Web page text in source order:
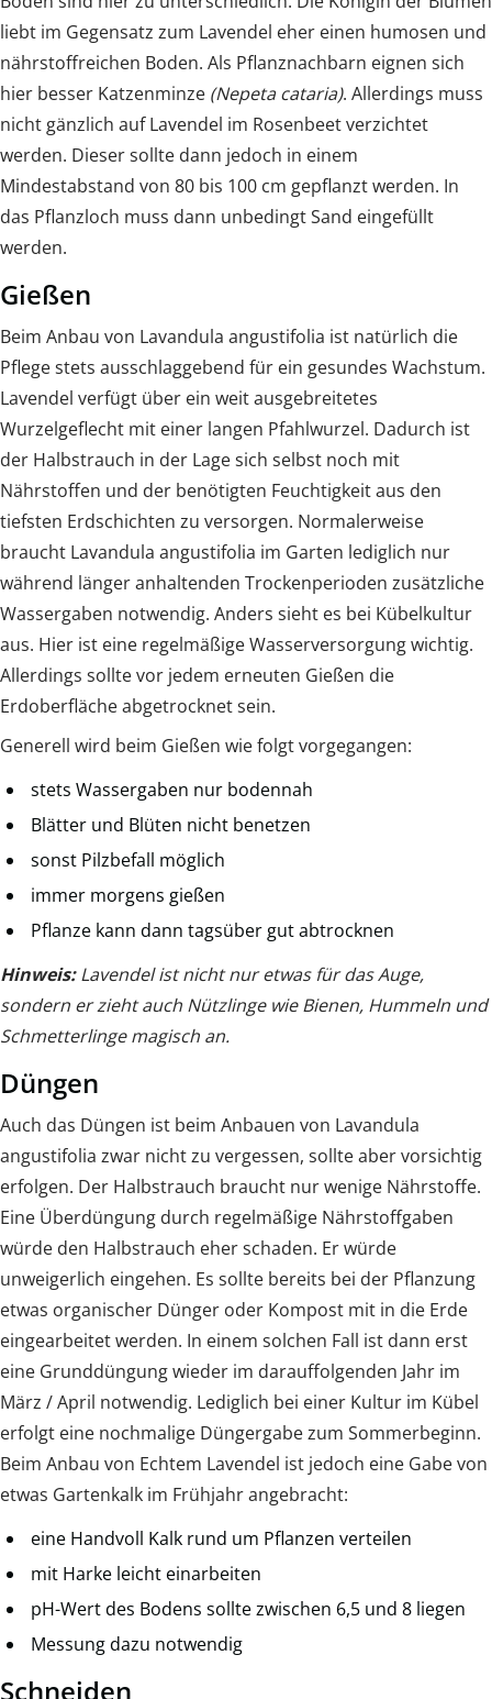
liebt im Gegensatz zum Lavendel eher einen humosen und
nährstoffreichen Boden. Als Pflanznachbarn eignen sich
hier besser Katzenminze (Nepeta cataria). Allerdings muss
nicht gänzlich auf Lavendel im Rosenbeet verzichtet
werden. Dieser sollte dann jedoch in einem
Mindestabstand von 80 bis 100 cm gepflanzt werden. In
das Pflanzloch muss dann unbedingt Sand eingefüllt
werden.
Gießen
Beim Anbau von Lavandula angustifolia ist natürlich die
Pflege stets ausschlaggebend für ein gesundes Wachstum.
Lavendel verfügt über ein weit ausgebreitetes
Wurzelgeflecht mit einer langen Pfahlwurzel. Dadurch ist
der Halbstrauch in der Lage sich selbst noch mit
Nährstoffen und der benötigten Feuchtigkeit aus den
tiefsten Erdschichten zu versorgen. Normalerweise
braucht Lavandula angustifolia im Garten lediglich nur
während länger anhaltenden Trockenperioden zusätzliche
Wassergaben notwendig. Anders sieht es bei Kübelkultur
aus. Hier ist eine regelmäßige Wasserversorgung wichtig.
Allerdings sollte vor jedem erneuten Gießen die
Erdoberfläche abgetrocknet sein.
Generell wird beim Gießen wie folgt vorgegangen:
stets Wassergaben nur bodennah
Blätter und Blüten nicht benetzen
sonst Pilzbefall möglich
immer morgens gießen
Pflanze kann dann tagsüber gut abtrocknen
Hinweis:Lavendel ist nicht nur etwas für das Auge,
sondern er zieht auch Nützlinge wie Bienen, Hummeln und
Schmetterlinge magisch an.
Düngen
Auch das Düngen ist beim Anbauen von Lavandula
angustifolia zwar nicht zu vergessen, sollte aber vorsichtig
erfolgen. Der Halbstrauch braucht nur wenige Nährstoffe.
Eine Überdüngung durch regelmäßige Nährstoffgaben
würde den Halbstrauch eher schaden. Er würde
unweigerlich eingehen. Es sollte bereits bei der Pflanzung
etwas organischer Dünger oder Kompost mit in die Erde
eingearbeitet werden. In einem solchen Fall ist dann erst
eine Grunddüngung wieder im darauffolgenden Jahr im
März / April notwendig. Lediglich bei einer Kultur im Kübel
erfolgt eine nochmalige Düngergabe zum Sommerbeginn.
Beim Anbau von Echtem Lavendel ist jedoch eine Gabe von
etwas Gartenkalk im Frühjahr angebracht:
eine Handvoll Kalk rund um Pflanzen verteilen
mit Harke leicht einarbeiten
pH-Wert des Bodens sollte zwischen 6,5 und 8 liegen
Messung dazu notwendig
Schneiden